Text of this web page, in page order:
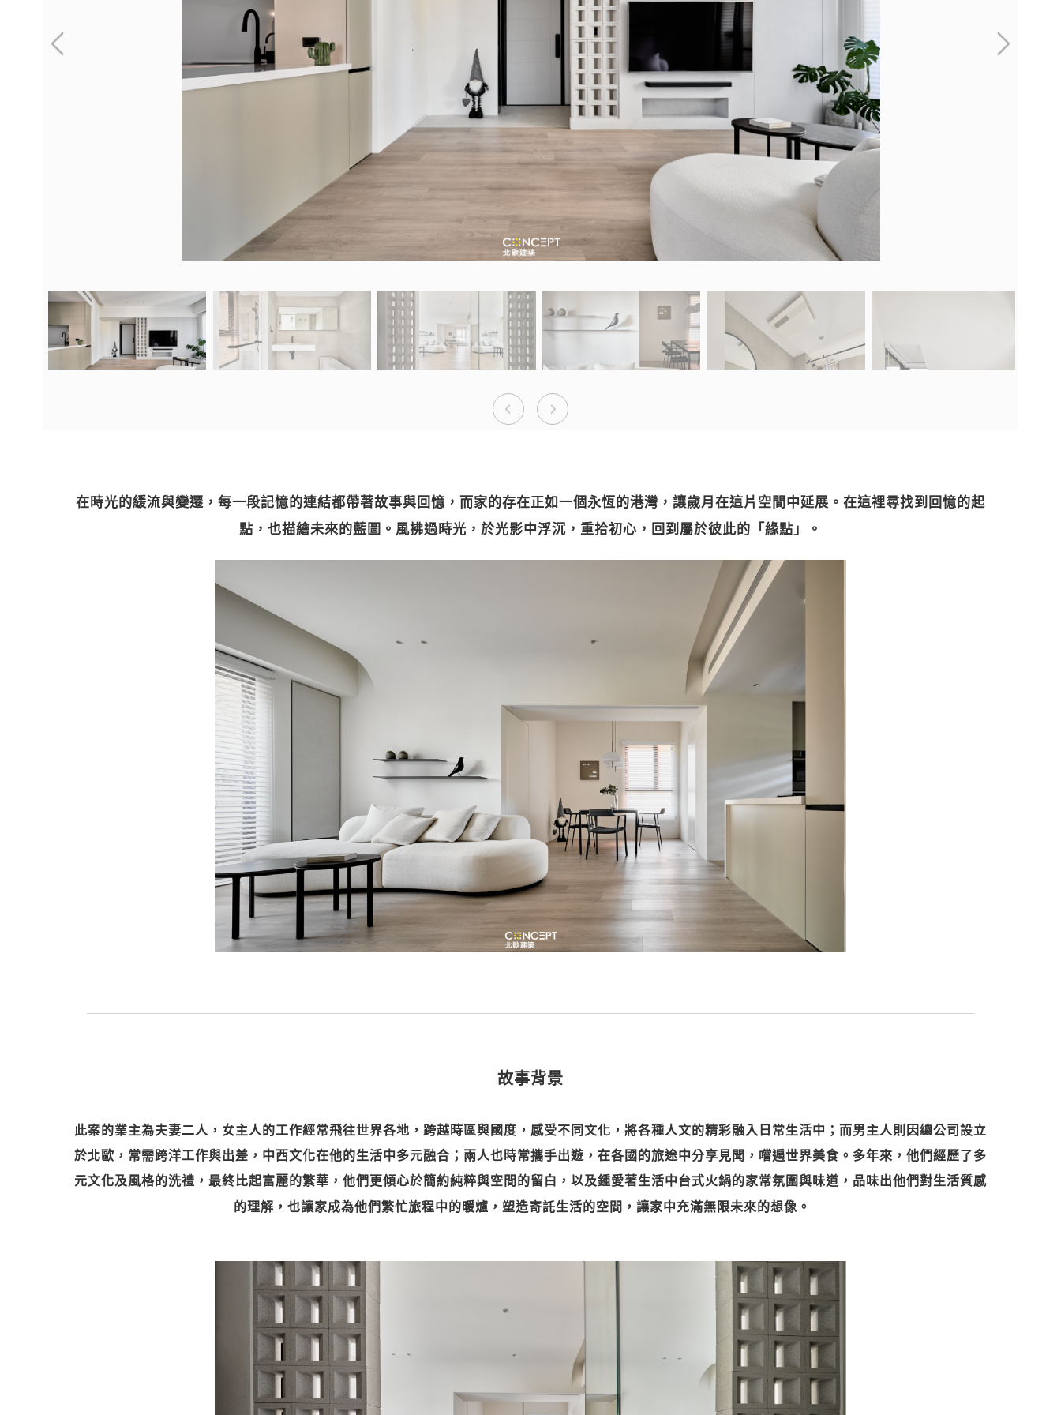
PreviousNext
在時光的緩流與變遷，每一段記憶的連結都帶著故事與回憶，而家的存在正如一個永恆的港灣，讓歲月在這片空間中延展。在這裡尋找到回憶的起
點，也描繪未來的藍圖。風拂過時光，於光影中浮沉，重拾初心，回到屬於彼此的「緣點」。
故事背景
此案的業主為夫妻二人，女主人的工作經常飛往世界各地，跨越時區與國度，感受不同文化，將各種人文的精彩融入日常生活中；而男主人則因總公司設立
於北歐，常需跨洋工作與出差，中西文化在他的生活中多元融合；兩人也時常攜手出遊，在各國的旅途中分享見聞，嚐遍世界美食。多年來，他們經歷了多
元文化及風格的洗禮，最終比起富麗的繁華，他們更傾心於簡約純粹與空間的留白，以及鍾愛著生活中台式火鍋的家常氛圍與味道，品味出他們對生活質感
的理解，也讓家成為他們繁忙旅程中的暖爐，塑造寄託生活的空間，讓家中充滿無限未來的想像。